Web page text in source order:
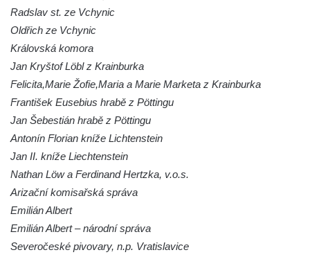
Radslav st. ze Vchynic
Oldřich ze Vchynic
Královská komora
Jan Kryštof Löbl z Krainburka
Felicita,Marie Žofie,Maria a Marie Marketa z Krainburka
František Eusebius hrabě z Pöttingu
Jan Šebestián hrabě z Pöttingu
Antonín Florian kníže Lichtenstein
Jan II. kníže Liechtenstein
Nathan Löw a Ferdinand Hertzka, v.o.s.
Arizační komisařská správa
Emilián Albert
Emilián Albert – národní správa
Severočeské pivovary, n.p. Vratislavice